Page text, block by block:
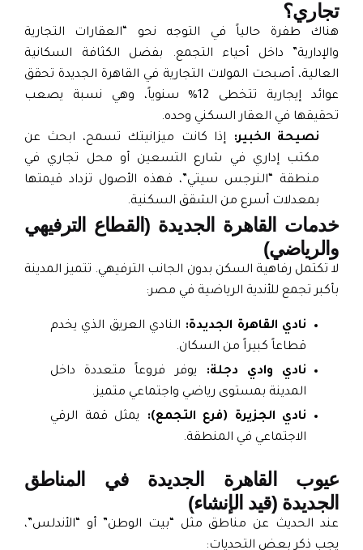
طفرة حالياً في التوجه نحو “العقارات التجارية
داخل أحياء التجمع. بفضل الكثافة السكانية
أصبحت المولات التجارية في القاهرة الجديدة تحقق
عوائد إيجارية تتخطى 12% سنوياً، وهي نسبة يصعب
في العقار السكني وحده.
نصيحة الخبير:إذا كانت ميزانيتك تسمح، ابحث عن
مكتب إداري في شارع التسعين أو محل تجاري في
منطقة “النرجس سيتي”، فهذه الأصول تزداد قيمتها
بمعدلات أسرع من الشقق السكنية.
القاهرة الجديدة (القطاع الترفيهي
تكتمل رفاهية السكن بدون الجانب الترفيهي. تتميز المدينة
تجمع للأندية الرياضية في مصر:
نادي القاهرة الجديدة:النادي العريق الذي يخدم
قطاعاً كبيراً من السكان.
نادي وادي دجلة:يوفر فروعاً متعددة داخل
المدينة بمستوى رياضي واجتماعي متميز.
نادي الجزيرة (فرع التجمع):يمثل قمة الرقي
الاجتماعي في المنطقة.
القاهرة الجديدة في المناطق
(قيد الإنشاء)
الحديث عن مناطق مثل “بيت الوطن” أو “الأندلس”،
ذكر بعض التحديات: